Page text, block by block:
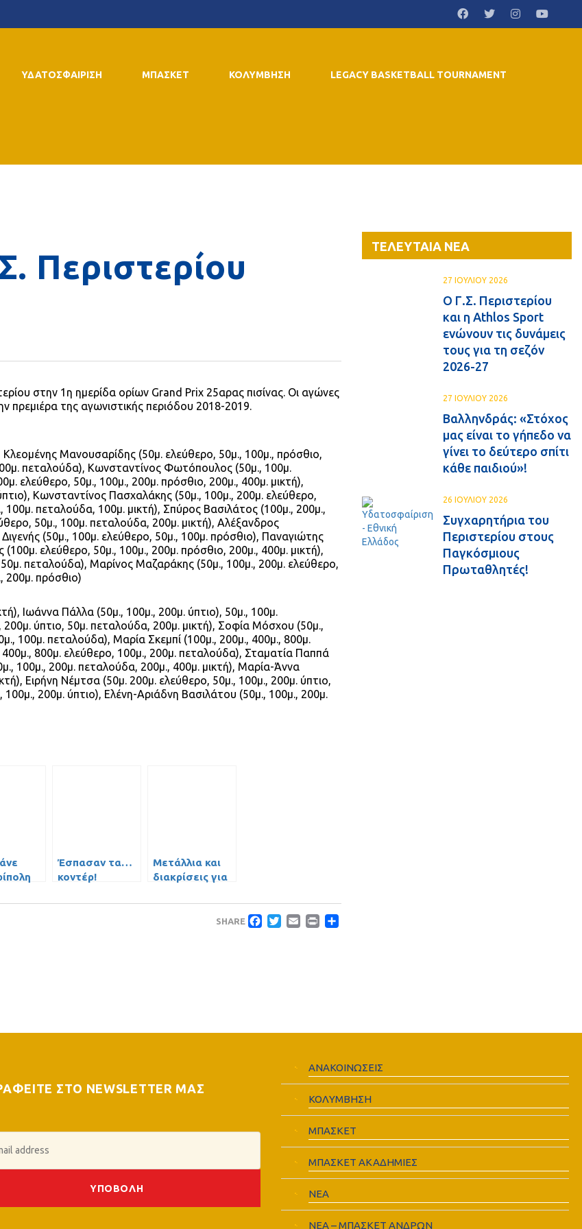
ΥΔΑΤΟΣΦΑΙΡΙΣΗ ΜΠΑΣΚΕΤ ΚΟΛΥΜΒΗΣΗ LEGACY BASKETBALL TOURNAMENT
Περιστερίου
στην 1η ημερίδα ορίων Grand Prix 25αρας πισίνας. Οι αγώνες
της αγωνιστικής περιόδου 2018-2019.
Μανουσαρίδης (50μ. ελεύθερο, 50μ., 100μ., πρόσθιο,
πεταλούδα), Κωνσταντίνος Φωτόπουλος (50μ., 100μ.
ελεύθερο, 50μ., 100μ., 200μ. πρόσθιο, 200μ., 400μ. μικτή),
Κωνσταντίνος Πασχαλάκης (50μ., 100μ., 200μ. ελεύθερο,
πεταλούδα, 100μ. μικτή), Σπύρος Βασιλάτος (100μ., 200μ.,
50μ., 100μ. πεταλούδα, 200μ. μικτή), Αλέξανδρος
(50μ., 100μ. ελεύθερο, 50μ., 100μ. πρόσθιο), Παναγιώτης
ελεύθερο, 50μ., 100μ., 200μ. πρόσθιο, 200μ., 400μ. μικτή),
πεταλούδα), Μαρίνος Μαζαράκης (50μ., 100μ., 200μ. ελεύθερο,
200μ. πρόσθιο)
Ιωάννα Πάλλα (50μ., 100μ., 200μ. ύπτιο), 50μ., 100μ.
ύπτιο, 50μ. πεταλούδα, 200μ. μικτή), Σοφία Μόσχου (50μ.,
100μ. πεταλούδα), Μαρία Σκεμπί (100μ., 200μ., 400μ., 800μ.
800μ. ελεύθερο, 100μ., 200μ. πεταλούδα), Σταματία Παππά
100μ., 200μ. πεταλούδα, 200μ., 400μ. μικτή), Μαρία-Άννα
Ειρήνη Νέμτσα (50μ. 200μ. ελεύθερο, 50μ., 100μ., 200μ. ύπτιο,
200μ. ύπτιο), Ελένη-Αριάδνη Βασιλάτου (50μ., 100μ., 200μ.
Έσπασαν τα…
κοντέρ!
Μετάλλια και
διακρίσεις για
τμήματα
SHARE Facebook
Twitter
Email
Print
ΤΕΛΕΥΤΑΙΑ ΝΕΑ
27 ΙΟΥΛΙΟΥ 2026
Ο Γ.Σ. Περιστερίου
και η Athlos Sport
ενώνουν τις δυνάμεις
τους για τη σεζόν
2026-27
27 ΙΟΥΛΙΟΥ 2026
Βαλληνδράς: «Στόχος
μας είναι το γήπεδο να
γίνει το δεύτερο σπίτι
κάθε παιδιού»!
26 ΙΟΥΛΙΟΥ 2026
Συγχαρητήρια του
Περιστερίου στους
Παγκόσμιους
Πρωταθλητές!
ΣΤΟ NEWSLETTER ΜΑΣ
ΑΝΑΚΟΙΝΩΣΕΙΣ
ΚΟΛΥΜΒΗΣΗ
ΜΠΑΣΚΕΤ
ΜΠΑΣΚΕΤ ΑΚΑΔΗΜΙΕΣ
ΝΕΑ
ΝΕΑ – ΜΠΑΣΚΕΤ ΑΝΔΡΩΝ